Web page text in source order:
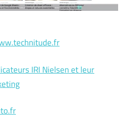
IRI Nielsen et leur